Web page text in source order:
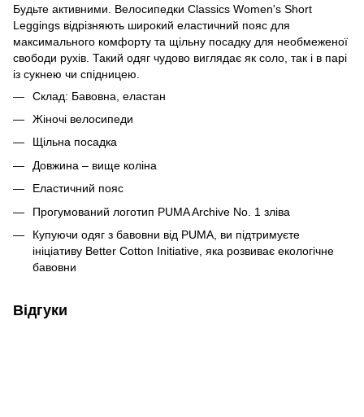
Будьте активними. Велосипедки Classics Women's Short
Leggings відрізняють широкий еластичний пояс для
максимального комфорту та щільну посадку для необмеженої
свободи рухів. Такий одяг чудово виглядає як соло, так і в парі
із сукнею чи спідницею.
Склад: Бавовна, еластан
Жіночі велосипеди
Щільна посадка
Довжина – вище коліна
Еластичний пояс
Прогумований логотип PUMA Archive No. 1 зліва
Купуючи одяг з бавовни від PUMA, ви підтримуєте
ініціативу Better Cotton Initiative, яка розвиває екологічне
бавовни
Відгуки